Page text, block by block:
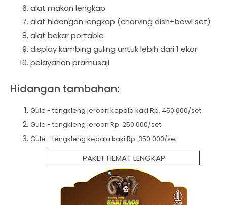
alat makan lengkap
alat hidangan lengkap (charving dish+bowl set)
alat bakar portable
display kambing guling untuk lebih dari 1 ekor
pelayanan pramusaji
Hidangan tambahan:
Gule - tengkleng jeroan kepala kaki Rp. 450.000/set
Gule - tengkleng jeroan Rp. 250.000/set
Gule - tengkleng kepala kaki Rp. 350.000/set
PAKET HEMAT LENGKAP